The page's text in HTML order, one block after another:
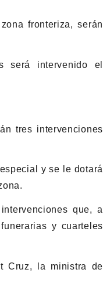
fronteriza, serán
será intervenido el
tres intervenciones
y se le dotará
que, a
y cuarteles
Cruz, la ministra de